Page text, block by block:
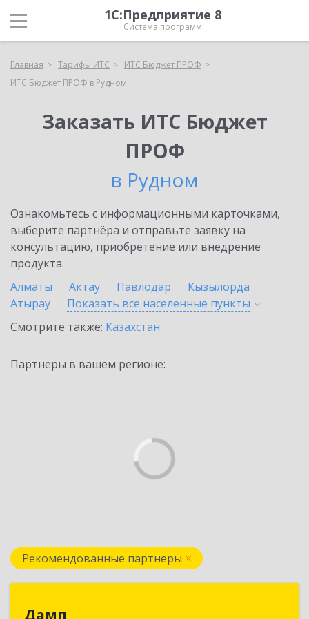
1С:Предприятие 8
Система программ
Главная Тарифы ИТС
ИТС Бюджет ПРОФ
ИТС Бюджет ПРОФ в Рудном
Заказать ИТС Бюджет
ПРОФ
в Рудном
Ознакомьтесь с информационными карточками,
выберите партнёра и отправьте заявку на
консультацию, приобретение или внедрение
продукта.
Алматы
Актау Павлодар
Кызылорда
Атырау
Показать все населенные пункты
Смотрите также: Казахстан
Партнеры в вашем регионе:
Рекомендованные партнеры
Дамп